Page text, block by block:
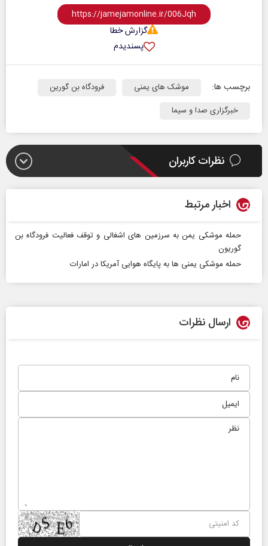
گزارش خطا
پسندیدم
برچسب ها: موشک های یمنی
فرودگاه بن گورین
خبرگزاری صدا و سیما
نظرات کاربران
اخبار مرتبط
حمله موشکی یمن به سرزمین‌ های اشغالی و توقف فعالیت فرودگاه بن‌
گوریون
حمله موشکی یمنی ها به پایگاه‌ هوایی آمریکا در امارات
ارسال نظرات